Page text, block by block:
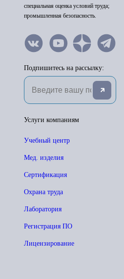
специальная оценка условий труда;
промышленная безопасность.
Подпишитесь на рассылку:
Услуги компаниям
Учебный центр
Мед. изделия
Сертификация
Охрана труда
Лаборатория
Регистрация ПО
Лицензирование